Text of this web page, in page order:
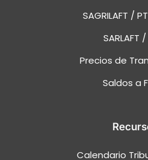
SAGRILAFT /
SARLAFT /
Precios de
Saldos a
Calendario